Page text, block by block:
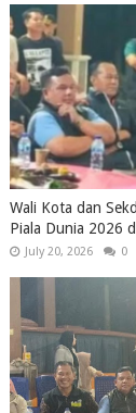
Wali Kota dan
Piala Dunia 2026
July 20, 2026 0